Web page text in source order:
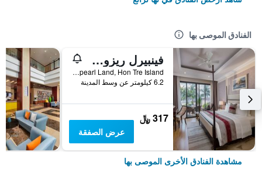
الفنادق الموصى بها
فينبيرل ريزورت نها ترانج
Vinpearl Land, Hon Tre Island, نها ترانغ, فيتنام
6.2 كيلومتر عن وسط المدينة
317 ﷼
عرض الصفقة
مشاهدة الفنادق الأخرى الموصى بها